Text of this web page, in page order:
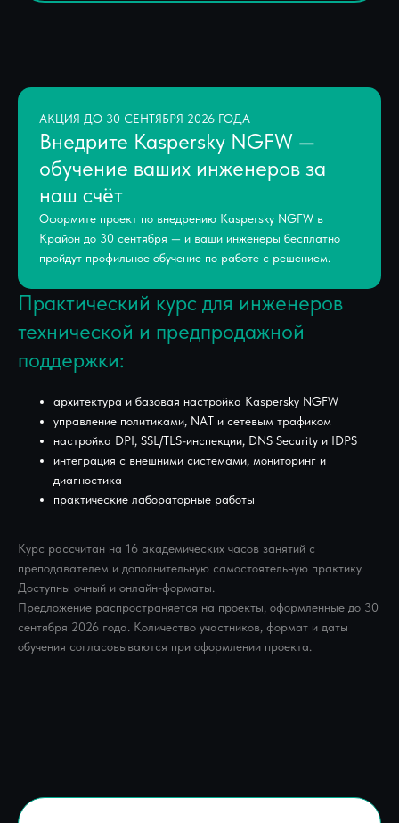
АКЦИЯ ДО 30 СЕНТЯБРЯ 2026 ГОДА
Внедрите Kaspersky NGFW —
обучение ваших инженеров за
наш счёт
Оформите проект по внедрению Kaspersky NGFW в
Крайон до 30 сентября — и ваши инженеры бесплатно
пройдут профильное обучение по работе с решением.
Практический курс для инженеров
технической и предпродажной
поддержки:
архитектура и базовая настройка Kaspersky NGFW
управление политиками, NAT и сетевым трафиком
настройка DPI, SSL/TLS-инспекции, DNS Security и IDPS
интеграция с внешними системами, мониторинг и
диагностика
практические лабораторные работы
Курс рассчитан на 16 академических часов занятий с
преподавателем и дополнительную самостоятельную практику.
Доступны очный и онлайн-форматы.
Предложение распространяется на проекты, оформленные до 30
сентября 2026 года. Количество участников, формат и даты
обучения согласовываются при оформлении проекта.